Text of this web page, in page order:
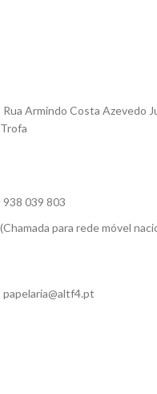
Rua Armindo Costa Azevedo
Trofa
938 039 803
(Chamada para rede móvel
papelaria@altf4.pt